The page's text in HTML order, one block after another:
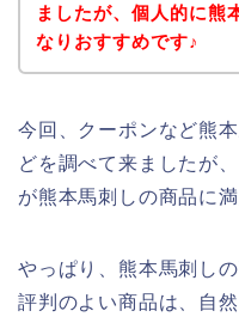
ましたが、個人的に熊
なりおすすめです♪
今回、クーポンなど熊
どを調べて来ましたが
が熊本馬刺しの商品に
やっぱり、熊本馬刺し
評判のよい商品は、自